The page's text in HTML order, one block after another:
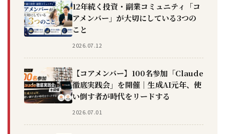
12年続く投資・副業コミュニティ「コ
アメンバー」が大切にしている3つの
こと
2026.07.12
【コアメンバー】100名参加「Claude
徹底実践会」を開催｜生成AI元年、使
い倒す者が時代をリードする
2026.07.01